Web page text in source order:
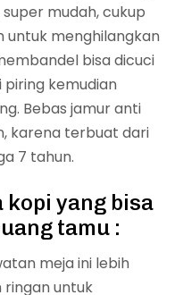
mudah, cukup
untuk menghilangkan
bisa dicuci
kemudian
Bebas jamur anti
karena terbuat dari
7 tahun.
kopi yang bisa
tamu :
meja ini lebih
untuk